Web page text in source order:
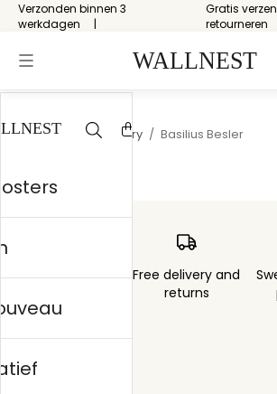
Verzonden binnen 3
werkdagen
Gratis
retourneren
Start / Natural history / Basilius Besler
Order sent within Free delivery and
returns